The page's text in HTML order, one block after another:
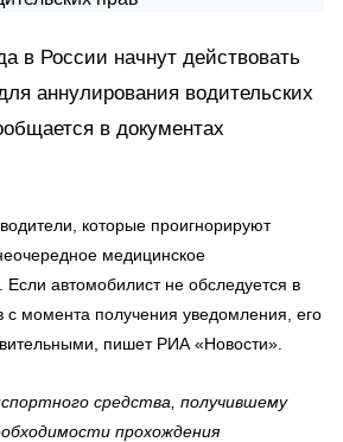
в России начнут действовать
аннулирования водительских
в документах
которые проигнорируют
медицинское
Если автомобилист не обследуется в
с момента получения уведомления, его
пишет РИА «Новости».
средства, получившему
прохождения